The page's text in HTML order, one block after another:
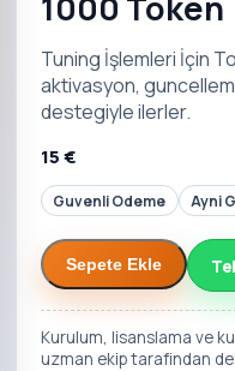
Tuning İşlemleri İçin
aktivasyon,
destegiyle ilerler.
15 €
Guvenli Odeme Ayni
Sepete Ekle
Kurulum, lisanslama ve
uzman ekip tarafindan